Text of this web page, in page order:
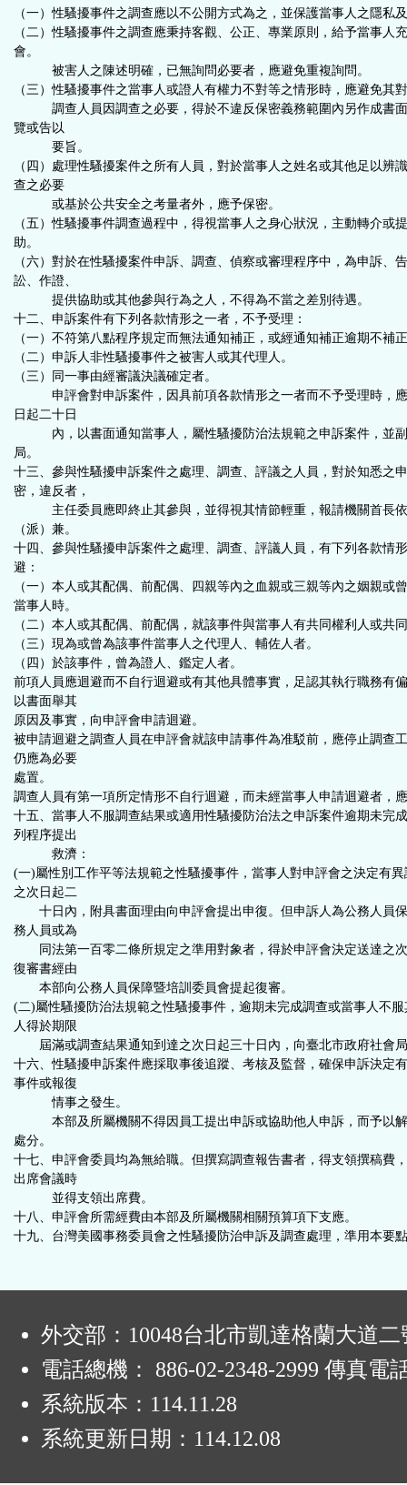
（一）性騷擾事件之調查應以不公開方式為之，並保護當事人之隱私
（二）性騷擾事件之調查應秉持客觀、公正、專業原則，給予當事人
會。
被害人之陳述明確，已無詢問必要者，應避免重複詢問。
（三）性騷擾事件之當事人或證人有權力不對等之情形時，應避免其
調查人員因調查之必要，得於不違反保密義務範圍內另作成書面
覽或告以
要旨。
（四）處理性騷擾案件之所有人員，對於當事人之姓名或其他足以辨
查之必要
或基於公共安全之考量者外，應予保密。
（五）性騷擾事件調查過程中，得視當事人之身心狀況，主動轉介或
助。
（六）對於在性騷擾案件申訴、調查、偵察或審理程序中，為申訴、
訟、作證、
提供協助或其他參與行為之人，不得為不當之差別待遇。
十二、申訴案件有下列各款情形之一者，不予受理：
（一）不符第八點程序規定而無法通知補正，或經通知補正逾期不補
（二）申訴人非性騷擾事件之被害人或其代理人。
（三）同一事由經審議決議確定者。
申評會對申訴案件，因具前項各款情形之一者而不予受理時，應
日起二十日
內，以書面通知當事人，屬性騷擾防治法規範之申訴案件，並副
局。
十三、參與性騷擾申訴案件之處理、調查、評議之人員，對於知悉之
密，違反者，
主任委員應即終止其參與，並得視其情節輕重，報請機關首長依
（派）兼。
十四、參與性騷擾申訴案件之處理、調查、評議人員，有下列各款情
避：
（一）本人或其配偶、前配偶、四親等內之血親或三親等內之姻親或
當事人時。
（二）本人或其配偶、前配偶，就該事件與當事人有共同權利人或共
（三）現為或曾為該事件當事人之代理人、輔佐人者。
（四）於該事件，曾為證人、鑑定人者。
前項人員應迴避而不自行迴避或有其他具體事實，足認其執行職務有
以書面舉其
原因及事實，向申評會申請迴避。
被申請迴避之調查人員在申評會就該申請事件為准駁前，應停止調查
仍應為必要
處置。
調查人員有第一項所定情形不自行迴避，而未經當事人申請迴避者，
十五、當事人不服調查結果或適用性騷擾防治法之申訴案件逾期未完
列程序提出
救濟：
(一)屬性別工作平等法規範之性騷擾事件，當事人對申評會之決定有
之次日起二
十日內，附具書面理由向申評會提出申復。但申訴人為公務人員
務人員或為
同法第一百零二條所規定之準用對象者，得於申評會決定送達之
復審書經由
本部向公務人員保障暨培訓委員會提起復審。
(二)屬性騷擾防治法規範之性騷擾事件，逾期未完成調查或當事人不
人得於期限
屆滿或調查結果通知到達之次日起三十日內，向臺北市政府社會
十六、性騷擾申訴案件應採取事後追蹤、考核及監督，確保申訴決定
事件或報復
情事之發生。
本部及所屬機關不得因員工提出申訴或協助他人申訴，而予以解
處分。
十七、申評會委員均為無給職。但撰寫調查報告書者，得支領撰稿費
出席會議時
並得支領出席費。
十八、申評會所需經費由本部及所屬機關相關預算項下支應。
十九、台灣美國事務委員會之性騷擾防治申訴及調查處理，準用本要
外交部：10048台北市凱達格蘭大道二
電話總機： 886-02-2348-2999 傳真電
系統版本： 114.11.28
系統更新日期： 114.12.08